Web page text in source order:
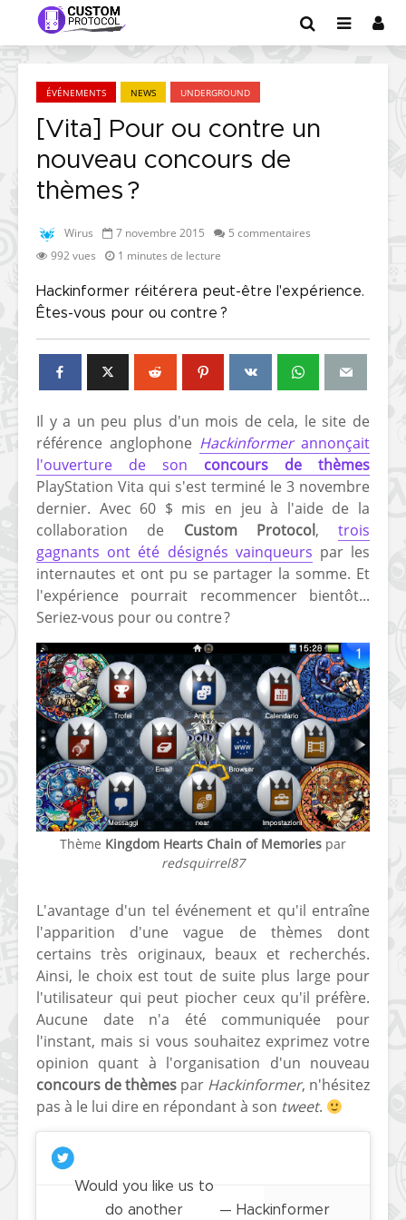
ÉVÉNEMENTS NEWS UNDERGROUND
[Vita] Pour ou contre un
nouveau concours de
thèmes ?
Wirus 7 novembre 2015
5 commentaires
992 vues
1 minutes de lecture
Hackinformer réitérera peut-être l'expérience.
Êtes-vous pour ou contre ?
Il y a un peu plus d'un mois de cela, le site de
référence anglophone Hackinformerannonçait
l'ouverture de son concours de thèmes
PlayStation Vita qui s'est terminé le 3 novembre
dernier. Avec 60 $ mis en jeu à l'aide de la
collaboration de Custom Protocol, trois
gagnants ont été désignés vainqueurs par les
internautes et ont pu se partager la somme. Et
l'expérience pourrait recommencer bientôt...
Seriez-vous pour ou contre ?
Thème Kingdom Hearts Chain of Memories par
redsquirrel87
L'avantage d'un tel événement et qu'il entraîne
l'apparition d'une vague de thèmes dont
certains très originaux, beaux et recherchés.
Ainsi, le choix est tout de suite plus large pour
l'utilisateur qui peut piocher ceux qu'il préfère.
Aucune date n'a été communiquée pour
l'instant, mais si vous souhaitez exprimez votre
opinion quant à l'organisation d'un nouveau
concours de thèmes par Hackinformer, n'hésitez
pas à le lui dire en répondant à son tweet.
Would you like us to
do another
— Hackinformer
[Vita] Ouverture de
KyûHEN, le nouveau
concours de
homebrews
[PSP] Débricker une
PSP 2000/3000 est
désormais
possible avec Baryon
Sweeper !
/ Jailbreaker sa PS4
en 6.72
[Switch]
nouveaux
SX Lite
SX Lite :
prévoir